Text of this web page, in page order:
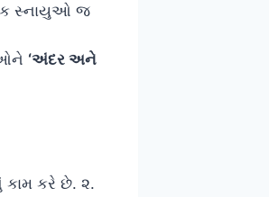
સ્નાયુઓ જ
‘અંદર અને
કરે છે. ૨.